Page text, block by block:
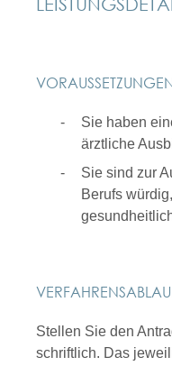
Sie haben
ärztliche
Sie sind zur
Berufs
Stellen Sie den
schriftlich. Das